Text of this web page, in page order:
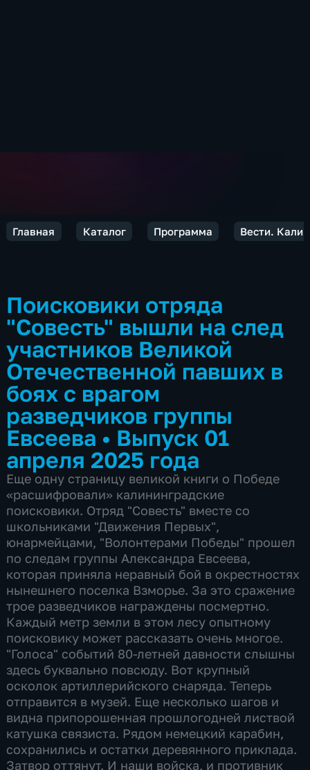
Главная Каталог Программа Вести.
Поисковики отряда
"Совесть" вышли на след
участников Великой
Отечественной павших в
боях с врагом
разведчиков группы
Евсеева • Выпуск 01
апреля 2025 года
Еще одну страницу великой книги о Победе
«расшифровали» калининградские
поисковики. Отряд "Совесть" вместе со
школьниками "Движения Первых",
юнармейцами, "Волонтерами Победы" прошел
по следам группы Александра Евсеева,
которая приняла неравный бой в окрестностях
нынешнего поселка Взморье. За это сражение
трое разведчиков награждены посмертно.
Каждый метр земли в этом лесу опытному
поисковику может рассказать очень многое.
"Голоса" событий 80-летней давности слышны
здесь буквально повсюду. Вот крупный
осколок артиллерийского снаряда. Теперь
отправится в музей. Еще несколько шагов и
видна припорошенная прошлогодней листвой
катушка связиста. Рядом немецкий карабин,
сохранились и остатки деревянного приклада.
Затвор оттянут. И наши войска, и противник